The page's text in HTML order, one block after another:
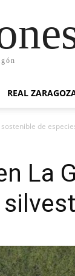
REAL
de
La